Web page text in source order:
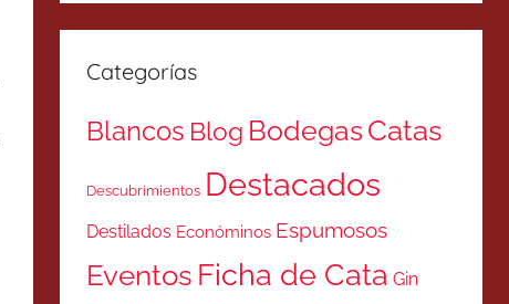
Categorías
Blancos Blog BodegasCatas
Descubrimientos Destacados
Destilados Económinos Espumosos
Eventos Ficha de Cata Gin